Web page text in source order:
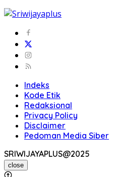
Indeks
Kode Etik
Redaksional
Privacy Policy
Disclaimer
Pedoman Media Siber
SRIWIJAYAPLUS@2025
close